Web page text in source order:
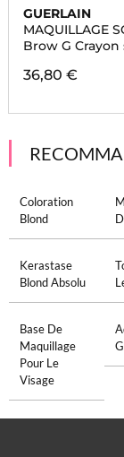
GUERLAIN
MAQUILLAGE
Brow G Crayon
36,80 €
Coloration
Blond
Kerastase
Blond Absolu
Base De
Maquillage
Pour Le
Visage